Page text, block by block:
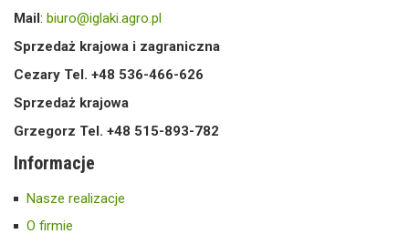
Mail : biuro@iglaki.agro.pl
Sprzedaż krajowa i zagraniczna
Cezary Tel. +48 536-466-626
Sprzedaż krajowa
Grzegorz Tel. +48 515-893-782
Informacje
Nasze realizacje
O firmie